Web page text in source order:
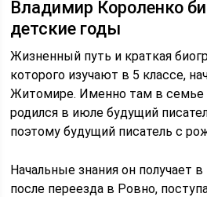
Владимир Короленко
детские годы
Жизненный путь и краткая
которого изучают в 5 классе,
Житомире. Именно там в семье
родился в июле будущий
поэтому будущий писатель с
Начальные знания он получает
после переезда в Ровно,